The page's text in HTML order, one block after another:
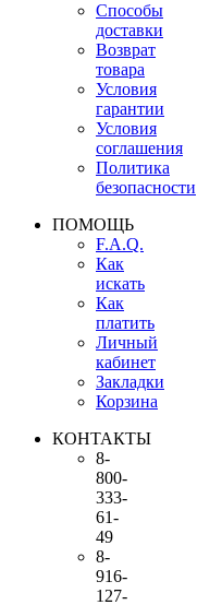
Способы
доставки
Возврат
товара
Условия
гарантии
Условия
соглашения
Политика
безопасности
ПОМОЩЬ
F.A.Q.
Как
искать
Как
платить
Личный
кабинет
Закладки
Корзина
КОНТАКТЫ
8-
800-
333-
61-
49
8-
916-
127-